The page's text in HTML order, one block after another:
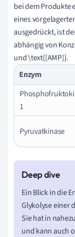
bei dem Produkte
eines
ausgedrückt, ist
abhängig von
und \text{[AMP]}.
Enzym
1
Pyruvatkinase
Ein Blick in die
Glykolyse einer
Sie hat in
und kann auch